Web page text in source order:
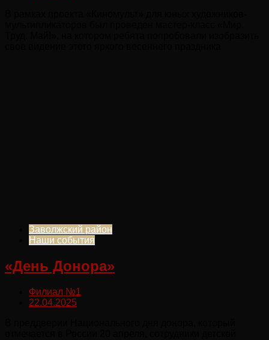
Заволжский район
Наши события
«День Донора»
Филиал №1
22.04.2025